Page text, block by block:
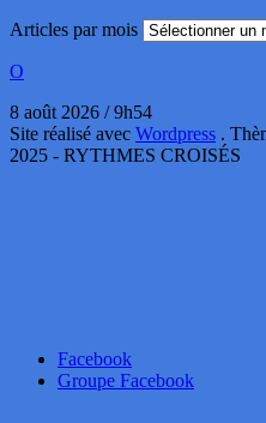
Articles par mois
O
8 août 2026 / 9h54
Site réalisé avec Wordpress .
2025 - RYTHMES CROISÉS
Facebook
Groupe Facebook